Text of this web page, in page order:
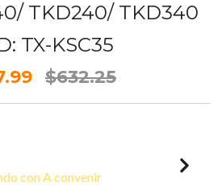
TKD240/ TKD340
TX-KSC35
$632.25
con A convenir